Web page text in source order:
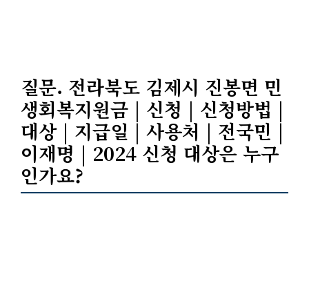
질문. 전라북도 김제시 진봉면 민
생회복지원금 | 신청 | 신청방법 |
대상 | 지급일 | 사용처 | 전국민 |
이재명 | 2024 신청 대상은 누구
인가요?